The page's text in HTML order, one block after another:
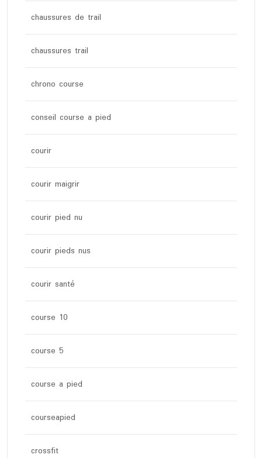
chaussures de trail
chaussures trail
chrono course
conseil course a pied
courir
courir maigrir
courir pied nu
courir pieds nus
courir santé
course 10
course 5
course a pied
courseapied
crossfit